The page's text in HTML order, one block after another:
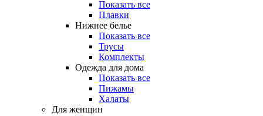
Показать все
Плавки
Нижнее белье
Показать все
Трусы
Комплекты
Одежда для дома
Показать все
Пижамы
Халаты
Для женщин